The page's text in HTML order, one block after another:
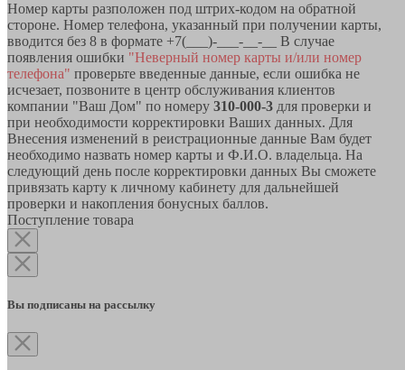
Номер карты разположен под штрих-кодом на обратной
стороне. Номер телефона, указанный при получении карты,
вводится без 8 в формате +7(___)-___-__-__ В случае
появления ошибки "Неверный номер карты и/или номер
телефона" проверьте введенные данные, если ошибка не
исчезает, позвоните в центр обслуживания клиентов
компании "Ваш Дом" по номеру 310-000-3 для проверки и
при необходимости корректировки Ваших данных. Для
Внесения изменений в реистрационные данные Вам будет
необходимо назвать номер карты и Ф.И.О. владельца. На
следующий день после корректировки данных Вы сможете
привязать карту к личному кабинету для дальнейшей
проверки и накопления бонусных баллов.
Поступление товара
Вы подписаны на рассылку